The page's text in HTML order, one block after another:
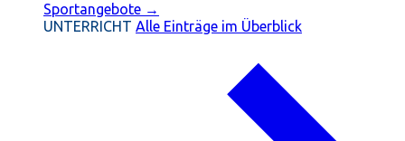
Sportangebote →
UNTERRICHT Alle Einträge im Überblick